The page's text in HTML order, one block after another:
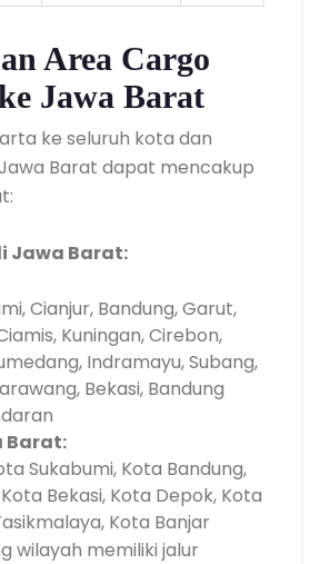
Area Cargo
Jawa Barat
ke seluruh kota dan
Barat dapat mencakup
Jawa Barat:
Cianjur, Bandung, Garut,
Kuningan, Cirebon,
Indramayu, Subang,
Bekasi, Bandung
Barat:
Sukabumi, Kota Bandung,
Bekasi, Kota Depok, Kota
Kota Banjar
wilayah memiliki jalur